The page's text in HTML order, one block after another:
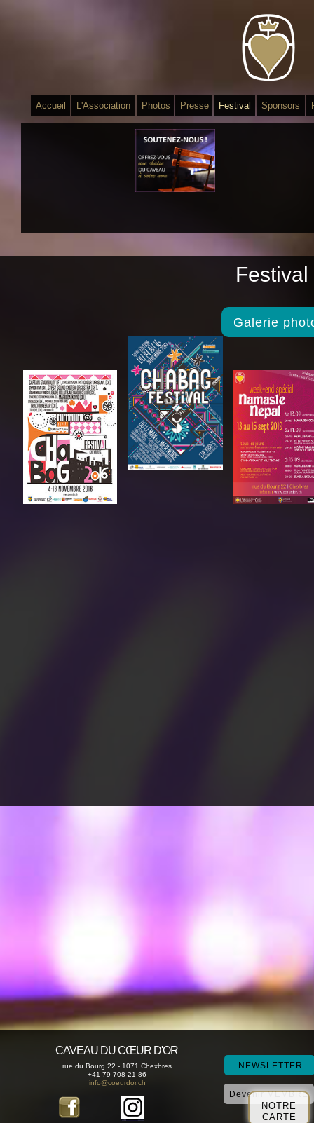
Accueil L'Association Photos Presse Festival Sponsors
Festival
Galerie
CAVEAU DU CŒUR D'OR
rue du Bourg 22 - 1071 Chexbres
+41 79 708 21 86
info@coeurdor.ch
NEWSLETTER
Devenir MEMBRE
NOTRE
CARTE